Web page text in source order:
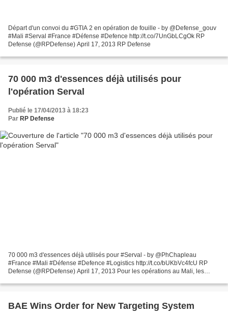
Départ d'un convoi du #GTIA 2 en opération de fouille - by @Defense_gouv
#Mali #Serval #France #Défense #Defence http://t.co/7UnGbLCgOk RP
Defense (@RPDefense) April 17, 2013 RP Defense
70 000 m3 d'essences déjà utilisés pour
l'opération Serval
Publié le 17/04/2013 à 18:23
Par RP Defense
70 000 m3 d'essences déjà utilisés pour #Serval - by @PhChapleau
#France #Mali #Défense #Defence #Logistics http://t.co/bUKbVc4fcU RP
Defense (@RPDefense) April 17, 2013 Pour les opérations au Mali, les
BAE Wins Order for New Targeting System